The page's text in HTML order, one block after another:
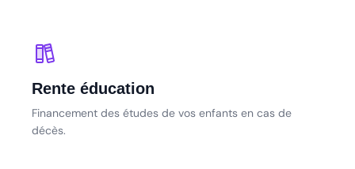
Rente éducation
Financement des études de vos enfants en cas de
décès.